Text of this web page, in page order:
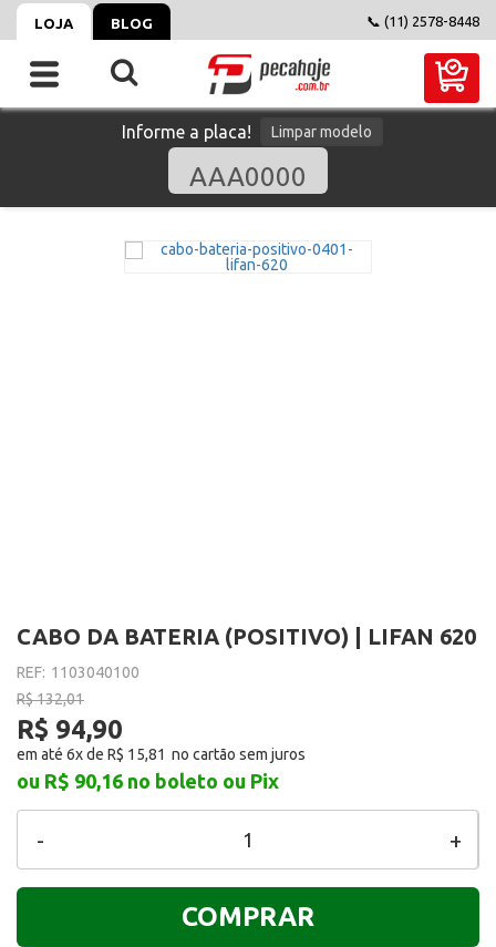
LOJA BLOG 📞 (11) 2578-8448
Informe a placa! Limpar modelo
CABO DA BATERIA (POSITIVO) | LIFAN 620
REF: 1103040100
R$ 132,01
R$ 94,90
em até 6x de R$ 15,81
ou R$ 90,16 no boleto ou Pix
+
-
COMPRAR